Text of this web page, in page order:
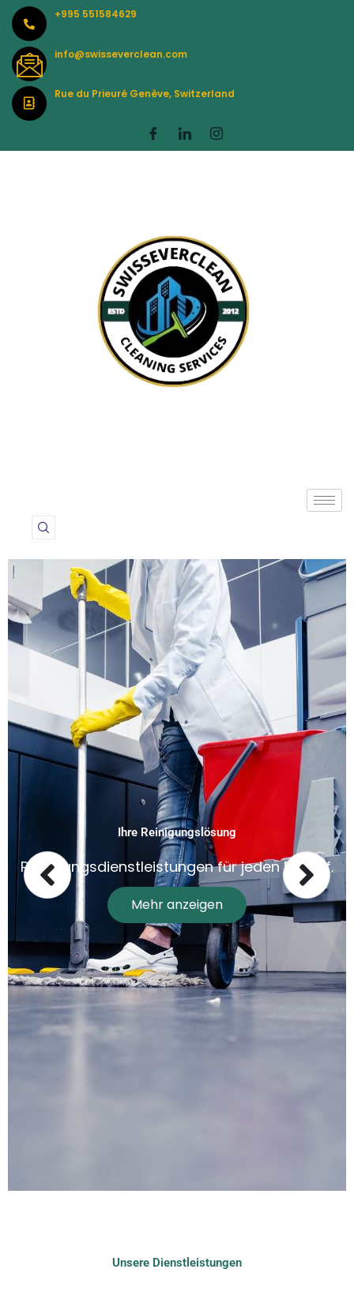
Skip
content
+995 551584629
info@swisseverclean.com
Rue du Prieuré Genève, Switzerland
Ihre Reinigungslösung
Reinigungsdienstleistungen für jeden Bedarf.
Mehr anzeigen
Unsere Dienstleistungen